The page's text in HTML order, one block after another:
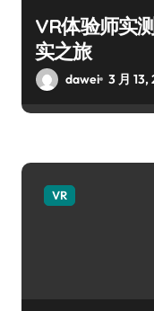
VR体验师实
实之旅
dawei 3 月 13,
VR